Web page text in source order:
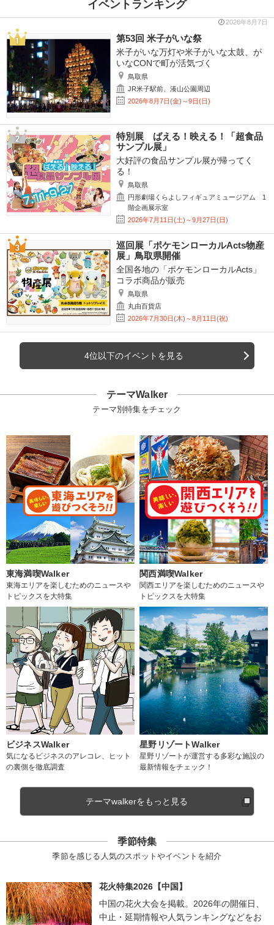
イベントランキング
2026年8月7日
第53回 米子がいな祭
米子がいな万灯や米子がいな太鼓、が
いなCONで町が活気づく
鳥取県
JR米子駅前、湊山公園周辺
2026年8月7日(金)～9日(日)
特別展 ばえる！映える！「超食品
サンプル展」
大好評の食品サンプル展が帰ってく
る！
鳥取県
円形劇場くらよしフィギュアミュージアム 1
階企画展示室
2026年7月11日(土)～9月27日(日)
巡回展「ポケモンローカルActs物産
展」鳥取県開催
全国各地の「ポケモンローカルActs」
コラボ商品が販売
鳥取県
丸由百貨店
2026年7月30日(木)～8月11日(祝)
4位以下のイベントを見る
テーマWalker
テーマ別特集をチェック
東海満喫Walker
東海エリアを楽しむためのニュースや
トピックスを大特集
関西満喫Walker
関西エリアを楽しむためのニュースや
トピックスを大特集
ビジネスWalker
気になるビジネスのアレコレ、ヒット
の裏側を徹底調査
星野リゾートWalker
星野リゾートが運営する多彩な施設の
最新情報をチェック！
テーマwalkerをもっと見る
季節特集
季節を感じる人気のスポットやイベントを紹介
花火特集2026【中国】
中国の花火大会を掲載。2026年の開催日、
中止・延期情報や人気ランキングなどをお